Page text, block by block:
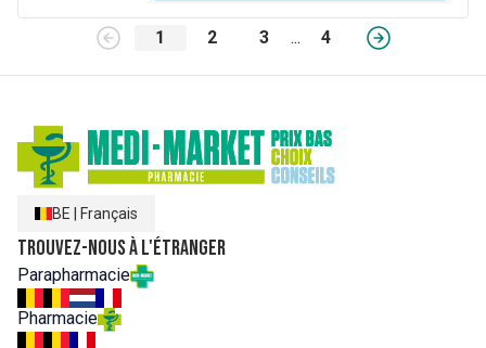
1 2 3 ... 4
BE Français
Trouvez-nous à l'étranger
Parapharmacie
Pharmacie